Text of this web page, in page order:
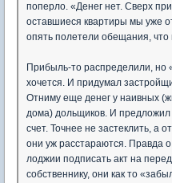
поперло. «Денег нет. Сверх
оставшиеся квартиры мы уже
опять полетели обещания, что
Прибыль-то распределили, но
хочется. И придумал
Отниму еще денег у наивных
дома) дольщиков. И предложил
счет. Точнее не застеклить, а
они уж расстараются. Правда
лоджии подписать акт на
собственнику, они как то